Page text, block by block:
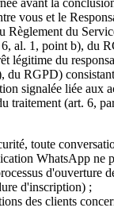
avant la
vous et le
Règlement du
al. 1, point b), du
légitime du
du RGPD)
signalée liée aux
traitement (art. 6,
toute
WhatsApp ne
d'ouverture
d'inscription) ;
des clients